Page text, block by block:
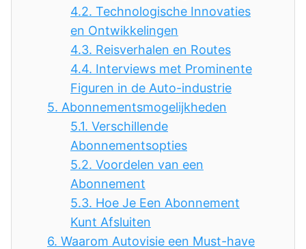
4.2. Technologische Innovaties
en Ontwikkelingen
4.3. Reisverhalen en Routes
4.4. Interviews met Prominente
Figuren in de Auto-industrie
5. Abonnementsmogelijkheden
5.1. Verschillende
Abonnementsopties
5.2. Voordelen van een
Abonnement
5.3. Hoe Je Een Abonnement
Kunt Afsluiten
6. Waarom Autovisie een Must-have